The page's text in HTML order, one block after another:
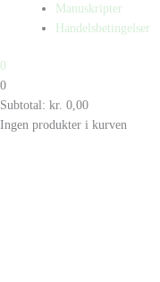
Manuskripter
Handelsbetingelser
0
0
Subtotal: kr. 0,00
Ingen produkter i kurven